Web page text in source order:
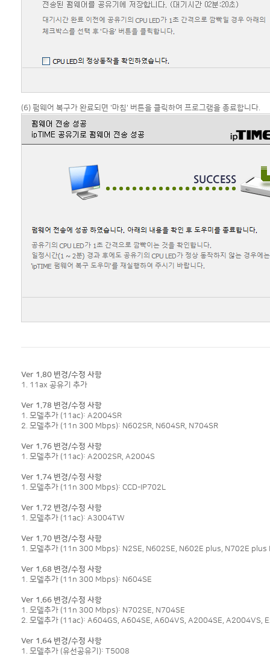
(6) 펌웨어 복구가 완료되면 '마침' 버튼을 클릭하여 프로그램을 종료합니다.
Ver 1.80 변경/수정 사항
1. 11ax 공유기 추가
Ver 1.78 변경/수정 사항
1. 모델추가 (11ac): A2004SR
2. 모델추가 (11n 300 Mbps): N602SR, N604SR, N704SR
Ver 1.76 변경/수정 사항
1. 모델추가 (11ac): A2002SR, A2004S
Ver 1.74 변경/수정 사항
1. 모델추가 (11n 300 Mbps): CCD-IP702L
Ver 1.72 변경/수정 사항
1. 모델추가 (11ac): A3004TW
Ver 1.70 변경/수정 사항
1. 모델추가 (11n 300 Mbps): N2SE, N602SE, N602E plus, N702E
Ver 1.68 변경/수정 사항
1. 모델추가 (11n 300 Mbps): N604SE
Ver 1.66 변경/수정 사항
1. 모델추가 (11n 300 Mbps): N702SE, N704SE
2. 모델추가 (11ac): A604GS, A604SE, A604VS, A2004SE, A2004VS,
Ver 1.64 변경/수정 사항
1. 모델추가 (유선공유기): T5008